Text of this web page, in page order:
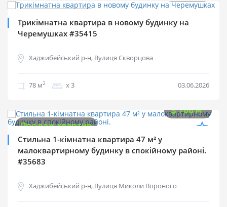
Продаж квартир
Трикімнатна квартира в новому будинку на
Черемушках #35415
Хаджибейський р-н, Вулиця Скворцова
78 м2 х 3 03.06.2026
$766 м2
Продаж квартир
Стильна 1-кімнатна квартира 47 м² у
малоквартирному будинку в спокійному районі.
#35683
Хаджибейський р-н, Вулиця Миколи Вороного